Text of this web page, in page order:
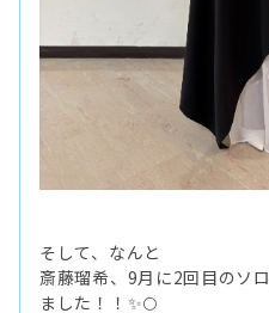
そして、なんと
斎藤瑠希、9月に2回目のソ
ました！！✨🌕